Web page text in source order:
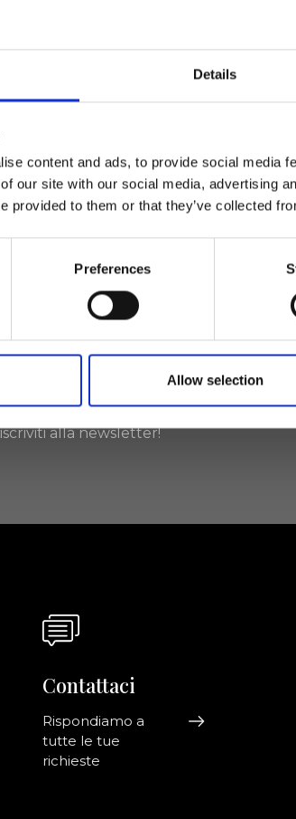
Details
content and ads, to provide social media
our site with our social media, advertising
provided to them or that they’ve collected
Preferences
Allow selection
oro
a x p)
alla newsletter!
Contattaci
Rispondiamo a
tutte le tue
richieste